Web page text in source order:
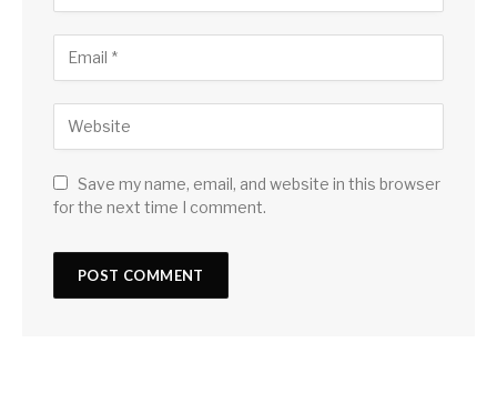
Save my name, email, and website in this browser
for the next time I comment.